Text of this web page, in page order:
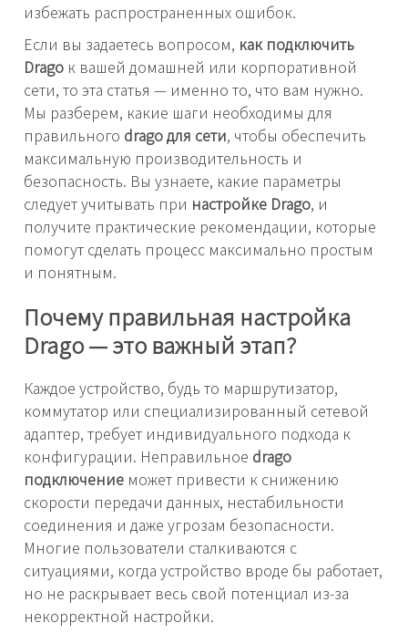
избежать распространенных ошибок.
Если вы задаетесь вопросом, как подключить
Drago к вашей домашней или корпоративной
сети, то эта статья — именно то, что вам нужно.
Мы разберем, какие шаги необходимы для
правильного drago для сети, чтобы обеспечить
максимальную производительность и
безопасность. Вы узнаете, какие параметры
следует учитывать при настройке Drago, и
получите практические рекомендации, которые
помогут сделать процесс максимально простым
и понятным.
Почему правильная настройка
Drago — это важный этап?
Каждое устройство, будь то маршрутизатор,
коммутатор или специализированный сетевой
адаптер, требует индивидуального подхода к
конфигурации. Неправильное drago
подключение может привести к снижению
скорости передачи данных, нестабильности
соединения и даже угрозам безопасности.
Многие пользователи сталкиваются с
ситуациями, когда устройство вроде бы работает,
но не раскрывает весь свой потенциал из-за
некорректной настройки.